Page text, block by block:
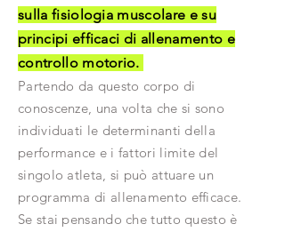
sulla fisiologia muscolare e su
principi efficaci di allenamento e
controllo motorio.
Partendo da questo corpo di
conoscenze, una volta che si sono
individuati le determinanti della
performance e i fattori limite del
singolo atleta, si può attuare un
programma di allenamento efficace.
Se stai pensando che tutto questo è